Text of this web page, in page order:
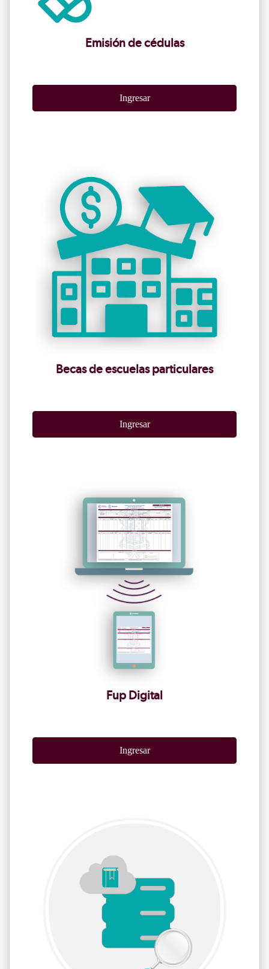
Emisión de cédulas
Ingresar
Becas de escuelas particulares
Ingresar
Fup Digital
Ingresar